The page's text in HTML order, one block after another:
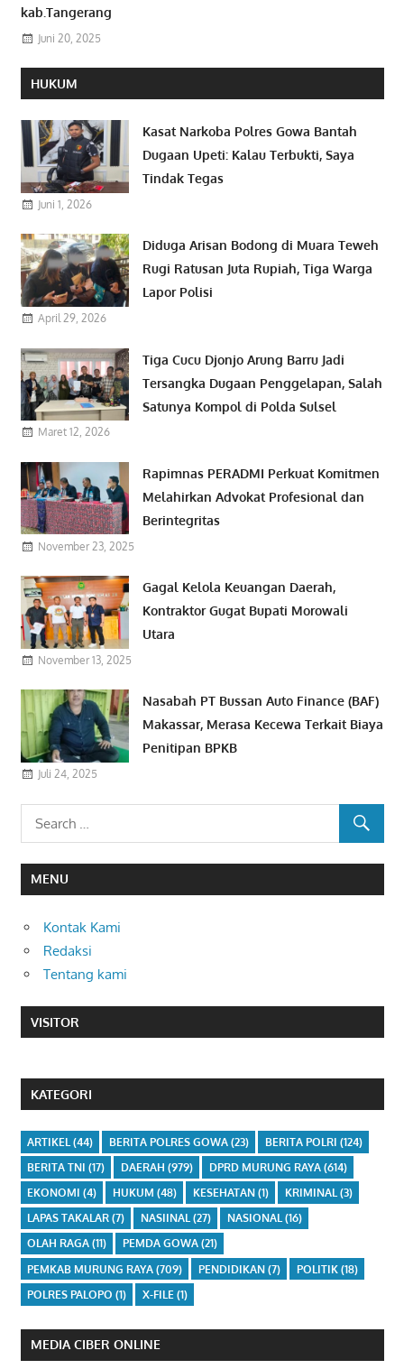
kab.Tangerang
Juni 20, 2025
HUKUM
Kasat Narkoba Polres Gowa Bantah
Dugaan Upeti: Kalau Terbukti, Saya
Tindak Tegas
Juni 1, 2026
Diduga Arisan Bodong di Muara Teweh
Rugi Ratusan Juta Rupiah, Tiga Warga
Lapor Polisi
April 29, 2026
Tiga Cucu Djonjo Arung Barru Jadi
Tersangka Dugaan Penggelapan, Salah
Satunya Kompol di Polda Sulsel
Maret 12, 2026
Rapimnas PERADMI Perkuat Komitmen
Melahirkan Advokat Profesional dan
Berintegritas
November 23, 2025
Gagal Kelola Keuangan Daerah,
Kontraktor Gugat Bupati Morowali
Utara
November 13, 2025
Nasabah PT Bussan Auto Finance (BAF)
Makassar, Merasa Kecewa Terkait Biaya
Penitipan BPKB
Juli 24, 2025
MENU
Kontak Kami
Redaksi
Tentang kami
VISITOR
KATEGORI
ARTIKEL (44) BERITA POLRES GOWA(23) BERITA POLRI (124)
BERITA TNI (17) DAERAH (979) DPRD MURUNG RAYA(614)
EKONOMI (4) HUKUM (48) KESEHATAN(1) KRIMINAL(3)
LAPAS TAKALAR(7) NASIINAL(27) NASIONAL(16)
OLAH RAGA(11) PEMDA GOWA(21)
PEMKAB MURUNG RAYA(709) PENDIDIKAN(7) POLITIK(18)
POLRES PALOPO (1) X-FILE (1)
MEDIA CIBER ONLINE